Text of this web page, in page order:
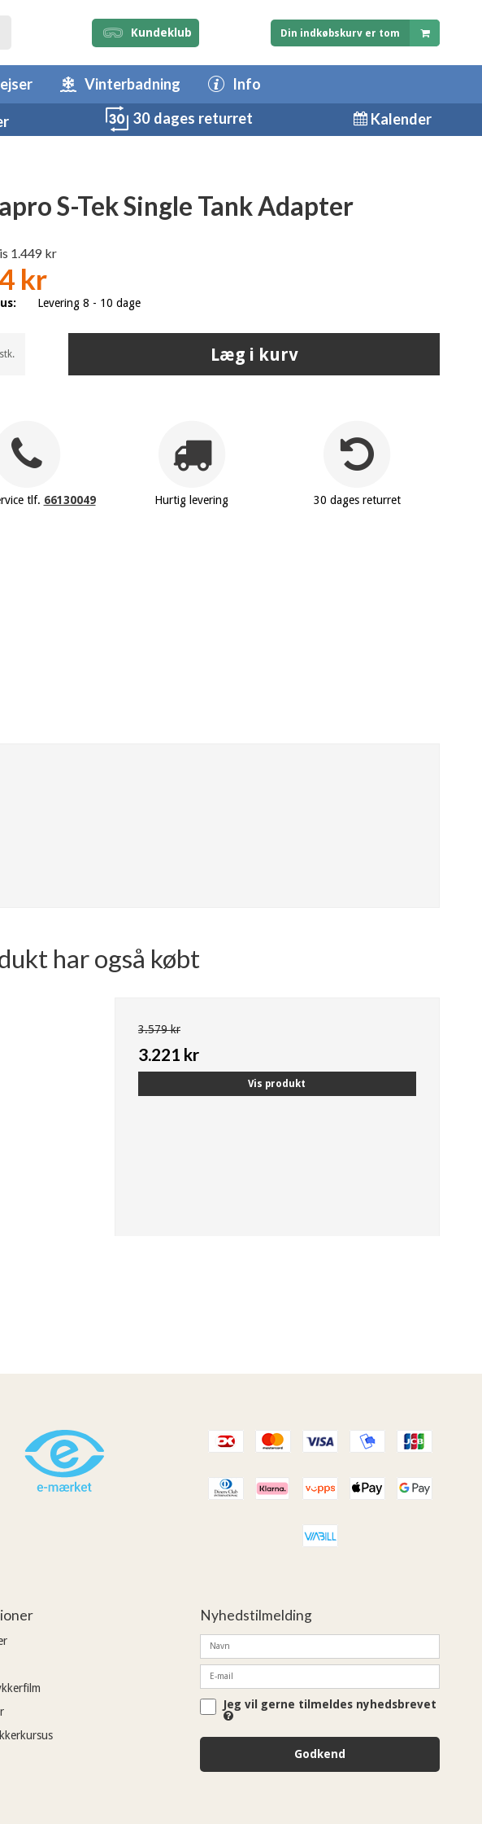
Kundeklub Din indkøbskurv er tom
Vinterbadning Info
30 dages returret Kalender
S-Tek Single Tank Adapter
1.449 kr
kr
Levering 8 - 10 dage
stk. Læg i kurv
tlf. 66130049 Hurtig levering 30 dages returret
har også købt
3.579 kr
3.221 kr
Vis produkt
Nyhedstilmelding
Jeg vil gerne tilmeldes nyhedsbrevet
Godkend